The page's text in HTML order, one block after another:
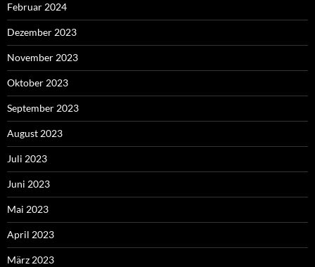
Februar 2024
Dezember 2023
November 2023
Oktober 2023
September 2023
August 2023
Juli 2023
Juni 2023
Mai 2023
April 2023
März 2023